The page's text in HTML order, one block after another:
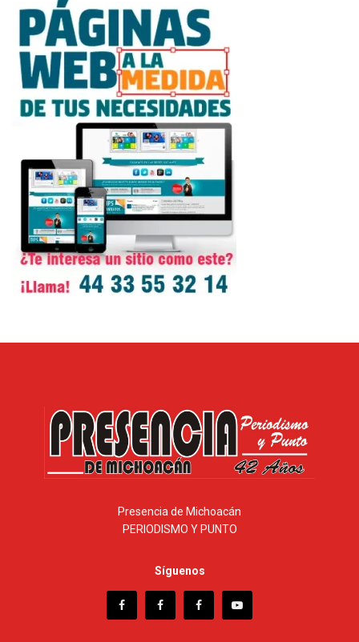
Presencia de Michoacán
PERIODISMO Y PUNTO
Síguenos